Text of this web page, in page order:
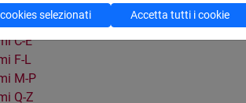
A-B
C-E
F-L
M-P
Q-Z
selezionati Accetta tutti i cookie